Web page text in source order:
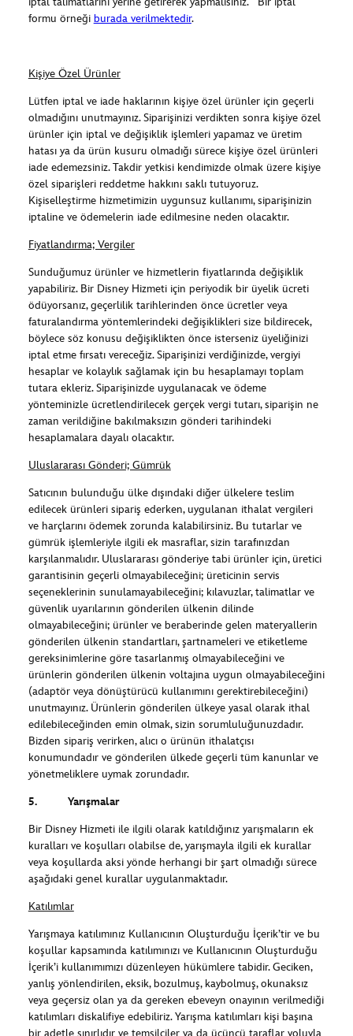
formu örneği burada verilmektedir.
Kişiye Özel Ürünler
Lütfen iptal ve iade haklarının kişiye özel ürünler için geçerli
olmadığını unutmayınız. Siparişinizi verdikten sonra kişiye özel
ürünler için iptal ve değişiklik işlemleri yapamaz ve üretim
hatası ya da ürün kusuru olmadığı sürece kişiye özel ürünleri
iade edemezsiniz. Takdir yetkisi kendimizde olmak üzere kişiye
özel siparişleri reddetme hakkını saklı tutuyoruz.
Kişiselleştirme hizmetimizin uygunsuz kullanımı, siparişinizin
iptaline ve ödemelerin iade edilmesine neden olacaktır.
Fiyatlandırma; Vergiler
Sunduğumuz ürünler ve hizmetlerin fiyatlarında değişiklik
yapabiliriz. Bir Disney Hizmeti için periyodik bir üyelik ücreti
ödüyorsanız, geçerlilik tarihlerinden önce ücretler veya
faturalandırma yöntemlerindeki değişiklikleri size bildirecek,
böylece söz konusu değişiklikten önce isterseniz üyeliğinizi
iptal etme fırsatı vereceğiz. Siparişinizi verdiğinizde, vergiyi
hesaplar ve kolaylık sağlamak için bu hesaplamayı toplam
tutara ekleriz. Siparişinizde uygulanacak ve ödeme
yönteminizle ücretlendirilecek gerçek vergi tutarı, siparişin ne
zaman verildiğine bakılmaksızın gönderi tarihindeki
hesaplamalara dayalı olacaktır.
Uluslararası Gönderi; Gümrük
Satıcının bulunduğu ülke dışındaki diğer ülkelere teslim
edilecek ürünleri sipariş ederken, uygulanan ithalat vergileri
ve harçlarını ödemek zorunda kalabilirsiniz. Bu tutarlar ve
gümrük işlemleriyle ilgili ek masraflar, sizin tarafınızdan
karşılanmalıdır. Uluslararası gönderiye tabi ürünler için, üretici
garantisinin geçerli olmayabileceğini; üreticinin servis
seçeneklerinin sunulamayabileceğini; kılavuzlar, talimatlar ve
güvenlik uyarılarının gönderilen ülkenin dilinde
olmayabileceğini; ürünler ve beraberinde gelen materyallerin
gönderilen ülkenin standartları, şartnameleri ve etiketleme
gereksinimlerine göre tasarlanmış olmayabileceğini ve
ürünlerin gönderilen ülkenin voltajına uygun olmayabileceğini
(adaptör veya dönüştürücü kullanımını gerektirebileceğini)
unutmayınız. Ürünlerin gönderilen ülkeye yasal olarak ithal
edilebileceğinden emin olmak, sizin sorumluluğunuzdadır.
Bizden sipariş verirken, alıcı o ürünün ithalatçısı
konumundadır ve gönderilen ülkede geçerli tüm kanunlar ve
yönetmeliklere uymak zorundadır.
5. Yarışmalar
Bir Disney Hizmeti ile ilgili olarak katıldığınız yarışmaların ek
kuralları ve koşulları olabilse de, yarışmayla ilgili ek kurallar
veya koşullarda aksi yönde herhangi bir şart olmadığı sürece
aşağıdaki genel kurallar uygulanmaktadır.
Katılımlar
Yarışmaya katılımınız Kullanıcının Oluşturduğu İçerik’tir ve bu
koşullar kapsamında katılımınızı ve Kullanıcının Oluşturduğu
İçerik’i kullanımımızı düzenleyen hükümlere tabidir. Geciken,
yanlış yönlendirilen, eksik, bozulmuş, kaybolmuş, okunaksız
veya geçersiz olan ya da gereken ebeveyn onayının verilmediği
katılımları diskalifiye edebiliriz. Yarışma katılımları kişi başına